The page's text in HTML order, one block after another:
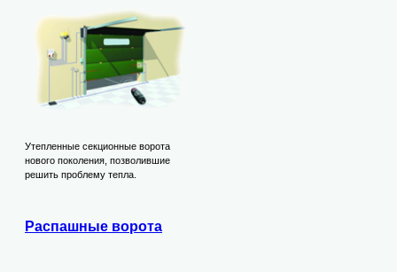
Утепленные секционные ворота
нового поколения, позволившие
решить проблему тепла.
Распашные ворота